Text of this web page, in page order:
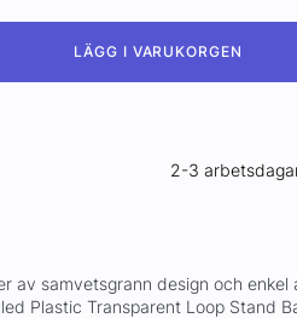
LÄGG I VARUKORGEN
2-3
av samvetsgrann design och enkel
Plastic Transparent Loop Stand